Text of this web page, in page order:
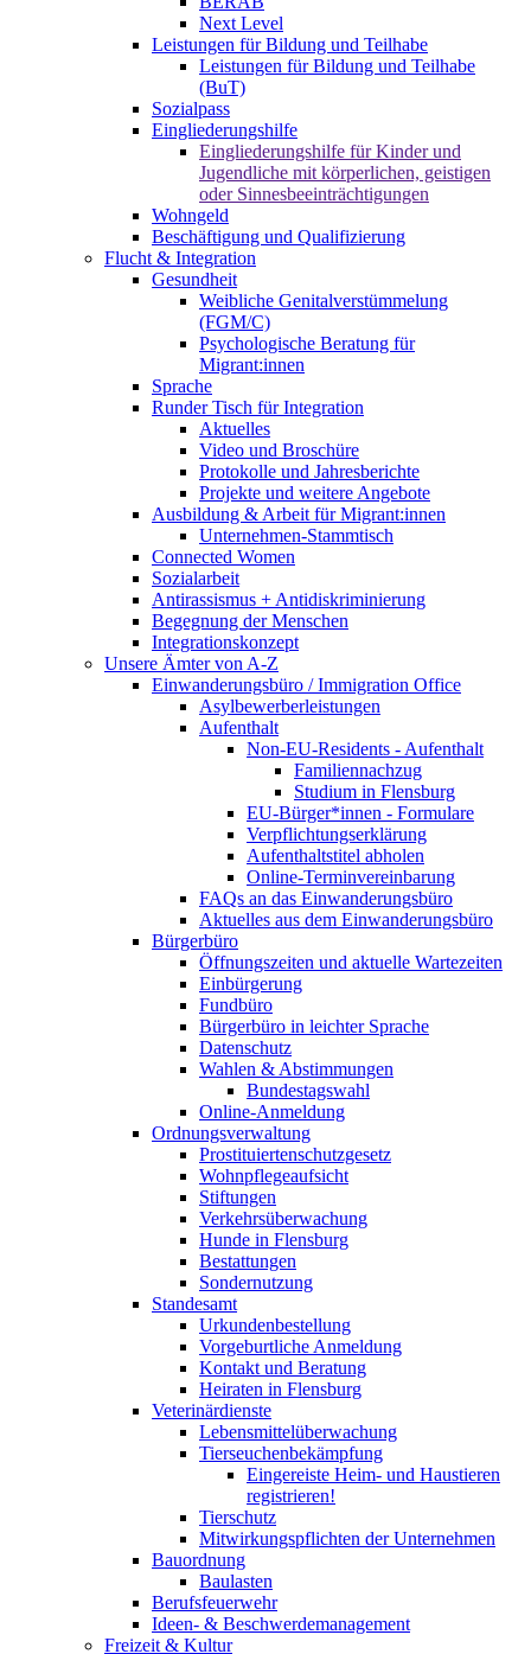
Next Level
Leistungen für Bildung und Teilhabe
Leistungen für Bildung und Teilhabe
(BuT)
Sozialpass
Eingliederungshilfe
Eingliederungshilfe für Kinder und
Jugendliche mit körperlichen, geistigen
oder Sinnesbeeinträchtigungen
Wohngeld
Beschäftigung und Qualifizierung
Flucht & Integration
Gesundheit
Weibliche Genitalverstümmelung
(FGM/C)
Psychologische Beratung für
Migrant:innen
Sprache
Runder Tisch für Integration
Aktuelles
Video und Broschüre
Protokolle und Jahresberichte
Projekte und weitere Angebote
Ausbildung & Arbeit für Migrant:innen
Unternehmen-Stammtisch
Connected Women
Sozialarbeit
Antirassismus + Antidiskriminierung
Begegnung der Menschen
Integrationskonzept
Unsere Ämter von A-Z
Einwanderungsbüro / Immigration Office
Asylbewerberleistungen
Aufenthalt
Non-EU-Residents - Aufenthalt
Familiennachzug
Studium in Flensburg
EU-Bürger*innen - Formulare
Verpflichtungserklärung
Aufenthaltstitel abholen
Online-Terminvereinbarung
FAQs an das Einwanderungsbüro
Aktuelles aus dem Einwanderungsbüro
Bürgerbüro
Öffnungszeiten und aktuelle Wartezeiten
Einbürgerung
Fundbüro
Bürgerbüro in leichter Sprache
Datenschutz
Wahlen & Abstimmungen
Bundestagswahl
Online-Anmeldung
Ordnungsverwaltung
Prostituiertenschutzgesetz
Wohnpflegeaufsicht
Stiftungen
Verkehrsüberwachung
Hunde in Flensburg
Bestattungen
Sondernutzung
Standesamt
Urkundenbestellung
Vorgeburtliche Anmeldung
Kontakt und Beratung
Heiraten in Flensburg
Veterinärdienste
Lebensmittelüberwachung
Tierseuchenbekämpfung
Eingereiste Heim- und Haustieren
registrieren!
Tierschutz
Mitwirkungspflichten der Unternehmen
Bauordnung
Baulasten
Berufsfeuerwehr
Ideen- & Beschwerdemanagement
Freizeit & Kultur